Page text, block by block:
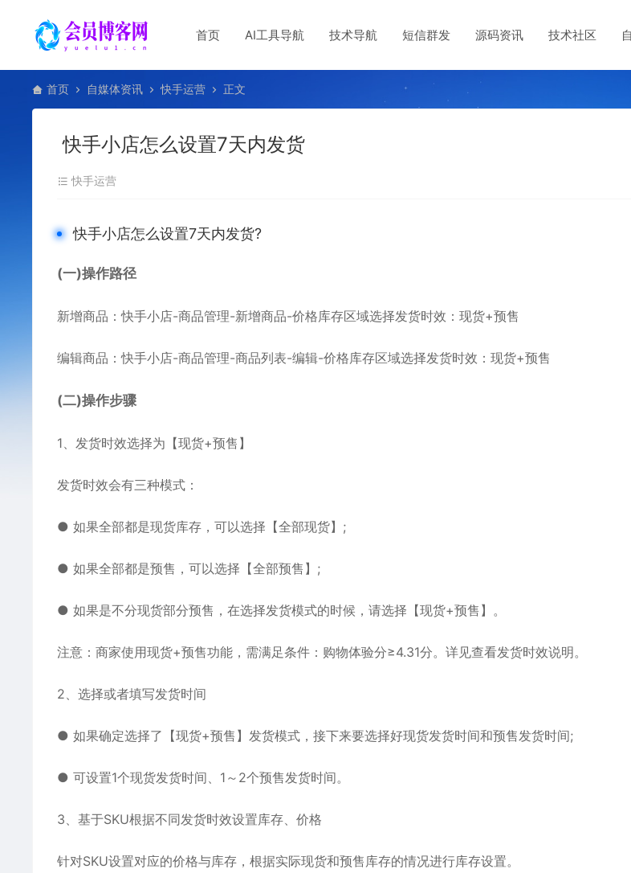
首页 AI工具导航 技术导航 短信群发 源码资讯 技术社区
首页 自媒体资讯 快手运营 正文
快手小店怎么设置7天内发货
快手运营
快手小店怎么设置7天内发货?
(一)操作路径
新增商品：快手小店-商品管理-新增商品-价格库存区域选择发货时效：现货+预售
编辑商品：快手小店-商品管理-商品列表-编辑-价格库存区域选择发货时效：现货+预售
(二)操作步骤
1、发货时效选择为【现货+预售】
发货时效会有三种模式：
● 如果全部都是现货库存，可以选择【全部现货】;
● 如果全部都是预售，可以选择【全部预售】;
● 如果是不分现货部分预售，在选择发货模式的时候，请选择【现货+预售】。
注意：商家使用现货+预售功能，需满足条件：购物体验分≥4.31分。详见查看发货时效说明。
2、选择或者填写发货时间
● 如果确定选择了【现货+预售】发货模式，接下来要选择好现货发货时间和预售发货时间;
● 可设置1个现货发货时间、1～2个预售发货时间。
3、基于SKU根据不同发货时效设置库存、价格
针对SKU设置对应的价格与库存，根据实际现货和预售库存的情况进行库存设置。